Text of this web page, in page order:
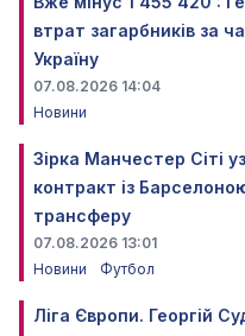
втрат загарбників за
Україну
07.08.2026 14:04
Новини
Зірка Манчестер Сіті
контракт із
трансферу
07.08.2026 13:01
Новини
Футбол
Ліга Європи. Георгій